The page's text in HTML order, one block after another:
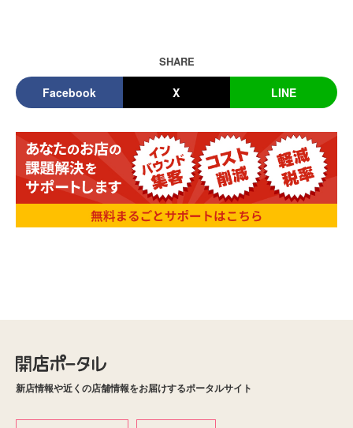
SHARE
Facebook X LINE
新店情報や近くの店舗情報をお届けするポータルサイト